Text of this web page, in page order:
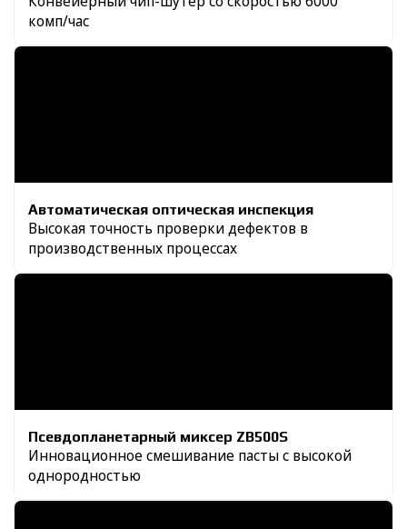
комп/час
Автоматическая оптическая инспекция
Высокая точность проверки дефектов в
производственных процессах
Псевдопланетарный миксер ZB500S
Инновационное смешивание пасты с высокой
однородностью